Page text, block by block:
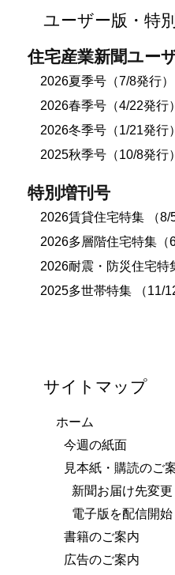
ユーザー版・特
住宅産業新聞ユー
2026夏季号（7/8発行）
2026春季号（4/22発行）
2026冬季号（1/21発行）
2025秋季号（10/8発行）
特別増刊号
2026賃貸住宅特集 （8/
2026多層階住宅特集（
2026耐震・防災住宅特
2025多世帯特集 （11/
サイトマップ
ホーム
今週の紙面
見本紙・購読のご
新聞お届け先変更
電子版を配信開始
書籍のご案内
広告のご案内